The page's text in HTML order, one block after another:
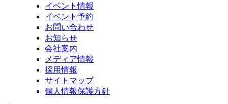
イベント情報
イベント予約
お問い合わせ
お知らせ
会社案内
メディア情報
採用情報
サイトマップ
個人情報保護方針